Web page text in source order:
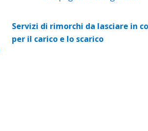
Servizi di rimorchi da lasciare in
per il carico e lo scarico